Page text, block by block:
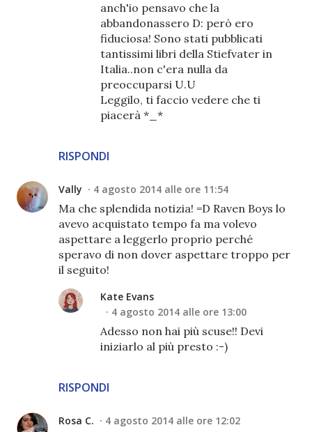
RISPONDI
anch'io pensavo che la
abbandonassero D: però ero
fiduciosa! Sono stati pubblicati
tantissimi libri della Stiefvater in
Italia..non c'era nulla da
preoccuparsi U.U
Leggilo, ti faccio vedere che ti
piacerà *_*
Vally 4 agosto 2014 alle ore 11:54
Ma che splendida notizia! =D Raven Boys lo
avevo acquistato tempo fa ma volevo
aspettare a leggerlo proprio perché
speravo di non dover aspettare troppo per
il seguito!
RISPONDI
Kate Evans
4 agosto 2014 alle ore 13:00
Adesso non hai più scuse!! Devi
iniziarlo al più presto :-)
Rosa C. 4 agosto 2014 alle ore 12:02